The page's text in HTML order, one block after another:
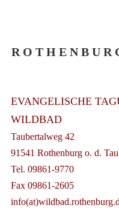
R O T H E N B U R
EVANGELISCHE
WILDBAD
Taubertalweg 42
91541 Rothenburg o. d.
Tel. 09861-9770
Fax 09861-2605